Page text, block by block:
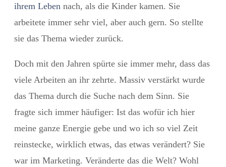
ihrem Leben nach, als die Kinder kamen. Sie
arbeitete immer sehr viel, aber auch gern. So stellte
sie das Thema wieder zurück.
Doch mit den Jahren spürte sie immer mehr, dass das
viele Arbeiten an ihr zehrte. Massiv verstärkt wurde
das Thema durch die Suche nach dem Sinn. Sie
fragte sich immer häufiger: Ist das wofür ich hier
meine ganze Energie gebe und wo ich so viel Zeit
reinstecke, wirklich etwas, das etwas verändert? Sie
war im Marketing. Veränderte das die Welt? Wohl